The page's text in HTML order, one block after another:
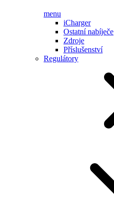
menu
iCharger
Ostatní nabíječe
Zdroje
Příslušenství
Regulátory